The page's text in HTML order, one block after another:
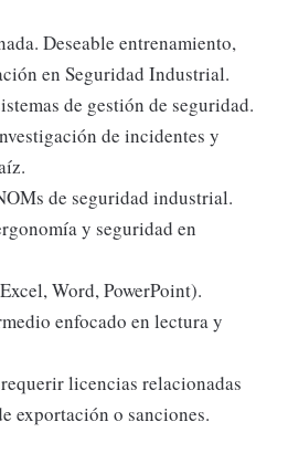
Deseable entrenamiento,
en Seguridad Industrial.
de gestión de seguridad.
de incidentes y
de seguridad industrial.
y seguridad en
Word, PowerPoint).
enfocado en lectura y
licencias relacionadas
exportación o sanciones.